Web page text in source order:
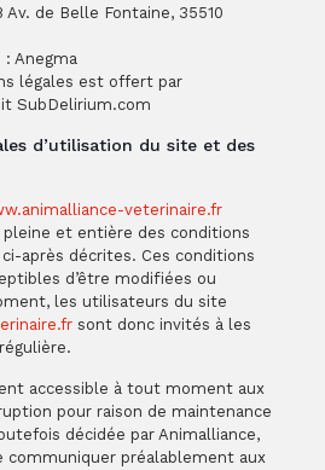
de Belle Fontaine, 35510
Anegma
légales est offert par
SubDelirium.com
d’utilisation du site et des
veterinaire.fr
pleine et entière des conditions
après décrites. Ces conditions
d’être modifiées ou
les utilisateurs du site
sont donc invités à les
accessible à tout moment aux
pour raison de maintenance
décidée par Animalliance,
communiquer préalablement aux